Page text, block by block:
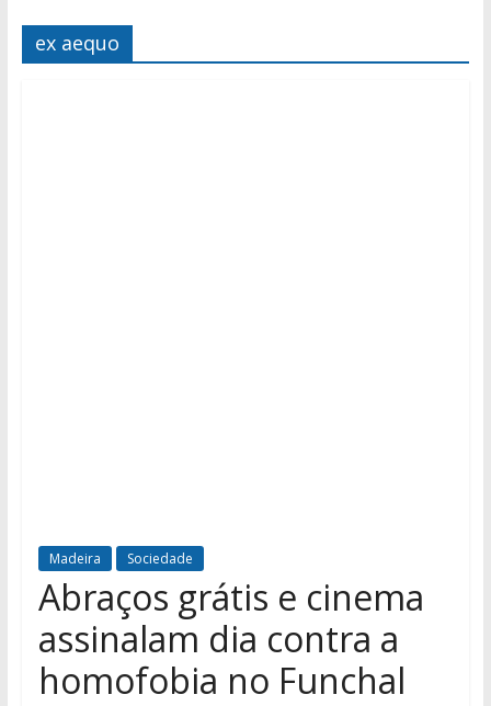
ex aequo
Madeira Sociedade
Abraços grátis e cinema
assinalam dia contra a
homofobia no Funchal